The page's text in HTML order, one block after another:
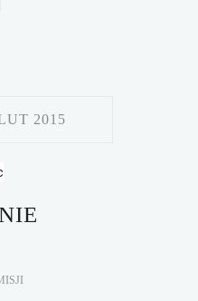
2015